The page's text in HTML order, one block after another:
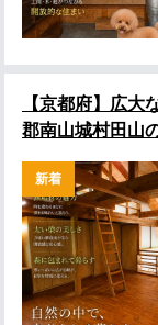
【京都府】広大
郡南山城村田山
新着